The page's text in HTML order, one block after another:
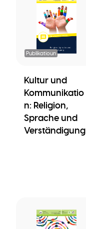
Publikatioun
Kultur und
Kommunikatio
n: Religion,
Sprache und
Verständigung